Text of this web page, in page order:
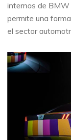
internos de BMW
permite una
el sector